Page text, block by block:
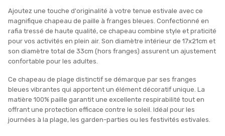
Ajoutez une touche d'originalité à votre tenue estivale avec ce
magnifique chapeau de paille à franges bleues. Confectionné en
rafia tressé de haute qualité, ce chapeau combine style et praticité
pour vos activités en plein air. Son diamètre intérieur de 17x21cm et
son diamètre total de 33cm (hors franges) assurent un ajustement
confortable pour les adultes.
Ce chapeau de plage distinctif se démarque par ses franges
bleues vibrantes qui apportent un élément décoratif unique. La
matière 100% paille garantit une excellente respirabilité tout en
offrant une protection efficace contre le soleil. Idéal pour les
journées à la plage, les garden-parties ou les festivités estivales.